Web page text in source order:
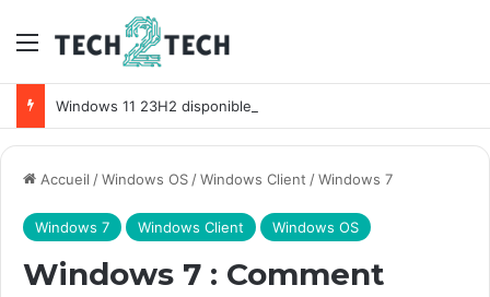
Menu
Accueil /Windows OS/Windows Client /Windows 7
Windows 7 Windows Client Windows OS
Windows 7 : Comment